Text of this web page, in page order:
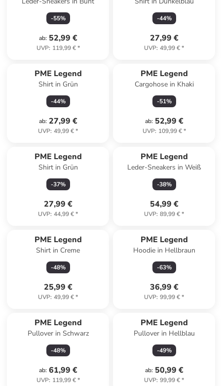
-55%
ab: 52,99 €
UVP: 119,99 €*
-44%
27,99 €
UVP: 49,99 €*
PME Legend
Shirt in Grün
-44%
ab: 27,99 €
UVP: 49,99 €*
PME Legend
Cargohose in Khaki
-51%
ab: 52,99 €
UVP: 109,99 €*
PME Legend
Shirt in Grün
-37%
27,99 €
UVP: 44,99 €*
PME Legend
Leder-Sneakers in Weiß
-38%
54,99 €
UVP: 89,99 €*
PME Legend
Shirt in Creme
-48%
25,99 €
UVP: 49,99 €*
PME Legend
Hoodie in Hellbraun
-63%
36,99 €
UVP: 99,99 €*
PME Legend
Pullover in Schwarz
-48%
ab: 61,99 €
UVP: 119,99 €*
PME Legend
Pullover in Hellblau
-49%
ab: 50,99 €
UVP: 99,99 €*